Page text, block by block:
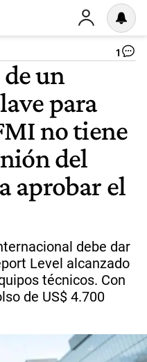
1
un
para
no tiene
del
aprobar el
debe dar
Level alcanzado
técnicos. Con
de US$ 4.700